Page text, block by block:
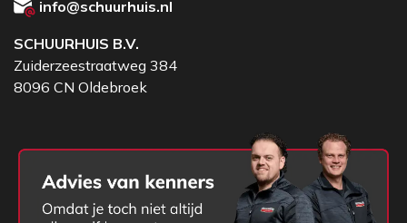
info@schuurhuis.nl
SCHUURHUIS B.V.
Zuiderzeestraatweg 384
8096 CN Oldebroek